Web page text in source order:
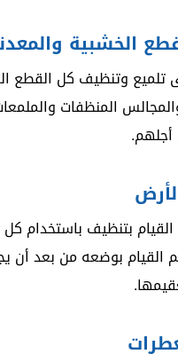
الخشبية
تلميع وتنظيف كل القطع
المنظفات
بتنظيف باستخدام
القيام بوضعه من بعد أن